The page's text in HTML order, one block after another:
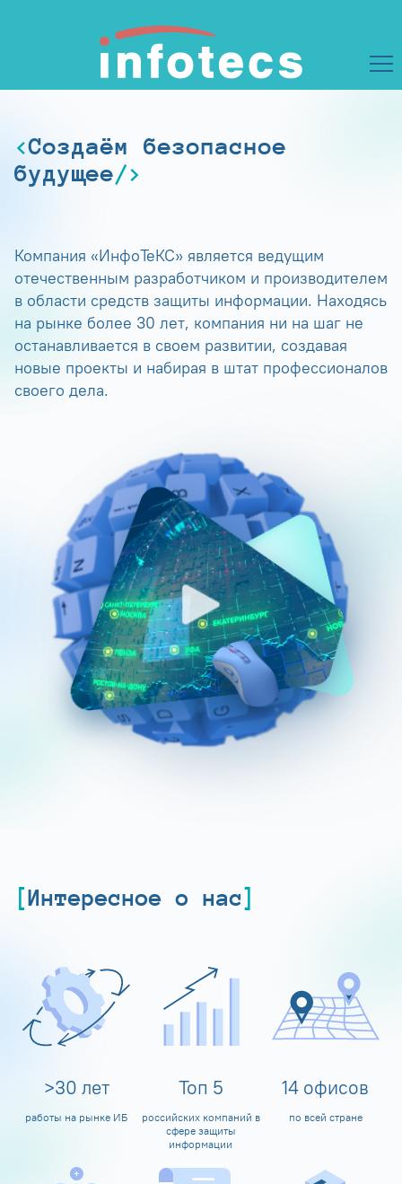
Создаём безопасное
будущее
Компания «ИнфоТеКС» является ведущим
отечественным разработчиком и производителем
в области средств защиты информации. Находясь
на рынке более 30 лет, компания ни на шаг не
останавливается в своем развитии, создавая
новые проекты и набирая в штат профессионалов
своего дела.
Интересное о нас
>30 лет
работы на рынке ИБ
Топ 5
российских компаний в
сфере защиты
информации
14 офисов
по всей стране